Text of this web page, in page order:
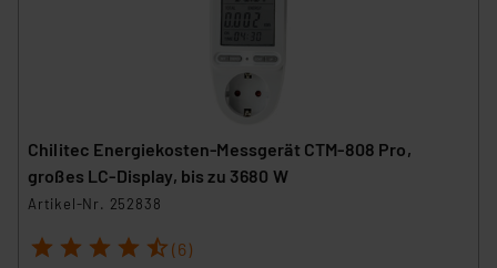
Chilitec Energiekosten-Messgerät CTM-808 Pro,
großes LC-Display, bis zu 3680 W
Artikel-Nr. 252838
1 2 3 4 5 (6)